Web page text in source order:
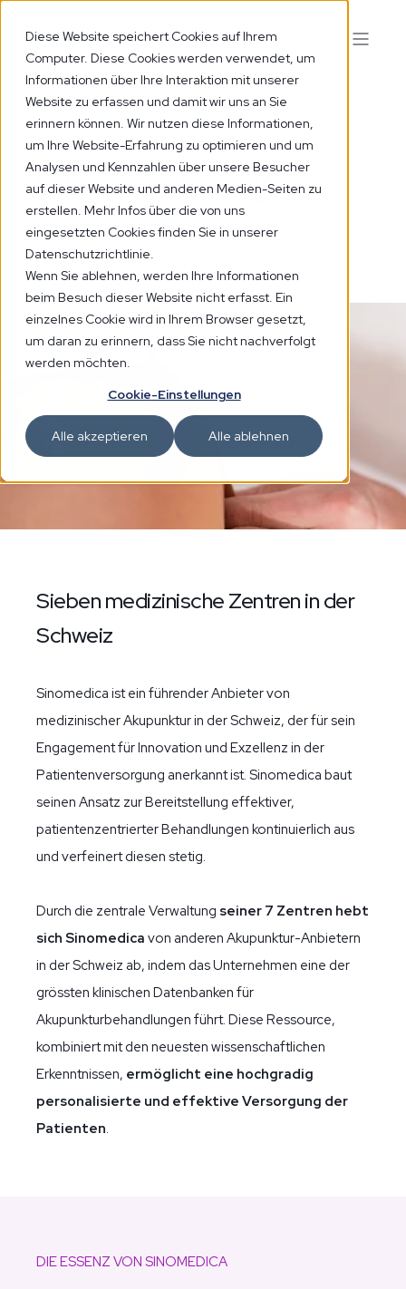
Diese Website speichert Cookies auf Ihrem
Computer. Diese Cookies werden verwendet, um
Informationen über Ihre Interaktion mit unserer
Website zu erfassen und damit wir uns an Sie
erinnern können. Wir nutzen diese Informationen,
um Ihre Website-Erfahrung zu optimieren und um
Analysen und Kennzahlen über unsere Besucher
auf dieser Website und anderen Medien-Seiten zu
erstellen. Mehr Infos über die von uns
eingesetzten Cookies finden Sie in unserer
Datenschutzrichtlinie.
Wenn Sie ablehnen, werden Ihre Informationen
beim Besuch dieser Website nicht erfasst. Ein
einzelnes Cookie wird in Ihrem Browser gesetzt,
um daran zu erinnern, dass Sie nicht nachverfolgt
werden möchten.
Cookie-Einstellungen
Alle akzeptieren Alle ablehnen
UNSERE VISION
Personalisierte, hochwertige
Patientenversorgung mit
Fokus auf Resultate
Sieben medizinische Zentren in der
Schweiz
Sinomedica ist ein führender Anbieter von
medizinischer Akupunktur in der Schweiz, der für sein
Engagement für Innovation und Exzellenz in der
Patientenversorgung anerkannt ist. Sinomedica baut
seinen Ansatz zur Bereitstellung effektiver,
patientenzentrierter Behandlungen kontinuierlich aus
und verfeinert diesen stetig.
Durch die zentrale Verwaltung seiner 7 Zentren hebt
sich Sinomedica von anderen Akupunktur-Anbietern
in der Schweiz ab, indem das Unternehmen eine der
grössten klinischen Datenbanken für
Akupunkturbehandlungen führt. Diese Ressource,
kombiniert mit den neuesten wissenschaftlichen
Erkenntnissen, ermöglicht eine hochgradig
personalisierte und effektive Versorgung der
Patienten.
DIE ESSENZ VON SINOMEDICA